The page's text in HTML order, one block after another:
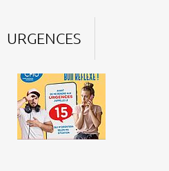
URGENCES